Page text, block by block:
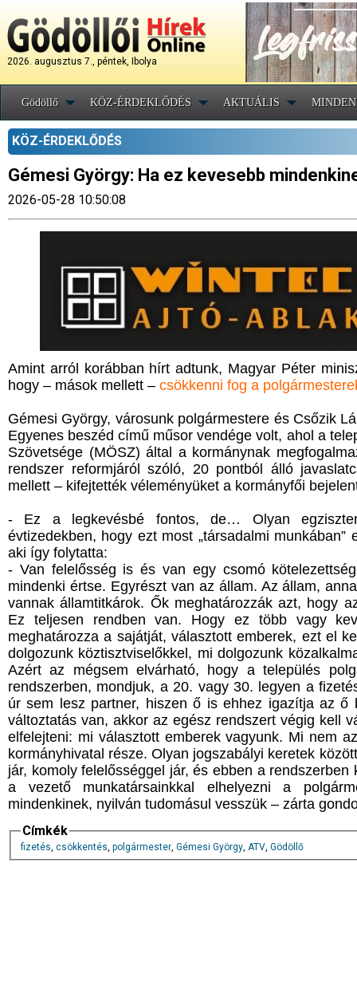
2026. augusztus 7., péntek, Ibolya
Gödöllő KÖZ-ÉRDEKLŐDÉS AKTUÁLIS
KÖZ-ÉRDEKLŐDÉS
Gémesi György: Ha ez kevesebb
2026-05-28 10:50:08
Amint arról korábban hírt adtunk, Magyar Péter
hogy – mások mellett – csökkenni fog a
Gémesi György, városunk polgármestere és Csőzik
Egyenes beszéd című műsor vendége volt, ahol a
Szövetsége (MÖSZ) által a kormánynak
rendszer reformjáról szóló, 20 pontból álló
mellett – kifejtették véleményüket a kormányfői
- Ez a legkevésbé fontos, de… Olyan
évtizedekben, hogy ezt most „társadalmi
aki így folytatta:
- Van felelősség is és van egy csomó
mindenki értse. Egyrészt van az állam. Az állam,
vannak államtitkárok. Ők meghatározzák azt, hogy
Ez teljesen rendben van. Hogy ez több vagy
meghatározza a sajátját, választott emberek, ezt el
dolgozunk köztisztviselőkkel, mi dolgozunk
Azért az mégsem elvárható, hogy a település
rendszerben, mondjuk, a 20. vagy 30. legyen a
úr sem lesz partner, hiszen ő is ehhez igazítja az
változtatás van, akkor az egész rendszert végig kell
elfelejteni: mi választott emberek vagyunk. Mi nem
kormányhivatal része. Olyan jogszabályi keretek
jár, komoly felelősséggel jár, és ebben a
a vezető munkatársainkkal elhelyezni a
mindenkinek, nyilván tudomásul vesszük – zárta
Címkék
fizetés, csökkentés, polgármester, Gémesi György, ATV, Gödöllő